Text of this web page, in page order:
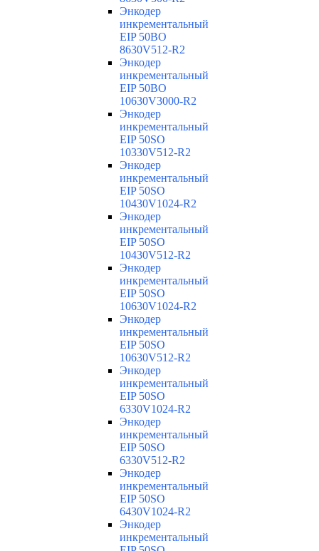
Энкодер
инкрементальный
EIP 50BO
8630V512-R2
Энкодер
инкрементальный
EIP 50BO
10630V3000-R2
Энкодер
инкрементальный
EIP 50SO
10330V512-R2
Энкодер
инкрементальный
EIP 50SO
10430V1024-R2
Энкодер
инкрементальный
EIP 50SO
10430V512-R2
Энкодер
инкрементальный
EIP 50SO
10630V1024-R2
Энкодер
инкрементальный
EIP 50SO
10630V512-R2
Энкодер
инкрементальный
EIP 50SO
6330V1024-R2
Энкодер
инкрементальный
EIP 50SO
6330V512-R2
Энкодер
инкрементальный
EIP 50SO
6430V1024-R2
Энкодер
инкрементальный